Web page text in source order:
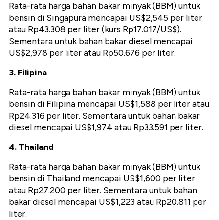
Rata-rata harga bahan bakar minyak (BBM) untuk
bensin di Singapura mencapai US$2,545 per liter
atau Rp43.308 per liter (kurs Rp17.017/US$).
Sementara untuk bahan bakar diesel mencapai
US$2,978 per liter atau Rp50.676 per liter.
3. Filipina
Rata-rata harga bahan bakar minyak (BBM) untuk
bensin di Filipina mencapai US$1,588 per liter atau
Rp24.316 per liter. Sementara untuk bahan bakar
diesel mencapai US$1,974 atau Rp33.591 per liter.
4. Thailand
Rata-rata harga bahan bakar minyak (BBM) untuk
bensin di Thailand mencapai US$1,600 per liter
atau Rp27.200 per liter. Sementara untuk bahan
bakar diesel mencapai US$1,223 atau Rp20.811 per
liter.